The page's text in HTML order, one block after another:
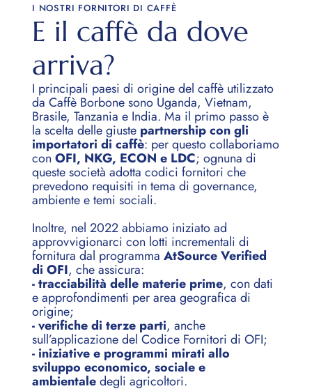
caffè, Caffè Borbone acquista da quasi 900 fornitori,
prevalentemente italiani e di cui circa 1/3 campani.
I NOSTRI FORNITORI DI CAFFÈ
E il caffè da dove
arriva?
I principali paesi di origine del caffè utilizzato
da Caffè Borbone sono Uganda, Vietnam,
Brasile, Tanzania e India. Ma il primo passo è
la scelta delle giuste partnership con gli
importatori di caffè: per questo collaboriamo
con OFI, NKG, ECON e LDC; ognuna di
queste società adotta codici fornitori che
prevedono requisiti in tema di governance,
ambiente e temi sociali.
Inoltre, nel 2022 abbiamo iniziato ad
approvvigionarci con lotti incrementali di
fornitura dal programma AtSource Verified
di OFI, che assicura:
- tracciabilità delle materie prime, con dati
e approfondimenti per area geografica di
origine;
- verifiche di terze parti, anche
sull’applicazione del Codice Fornitori di OFI;
- iniziative e programmi mirati allo
sviluppo economico, sociale e
ambientaledegli agricoltori.